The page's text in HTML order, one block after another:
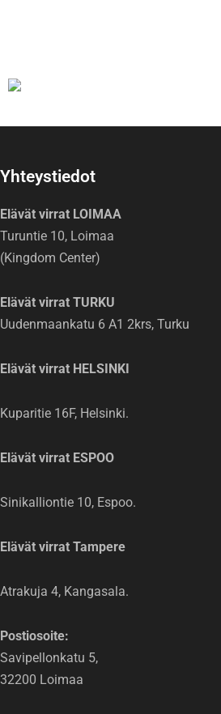
Yhteystiedot
Elävät virrat LOIMAA
Turuntie 10, Loimaa
(Kingdom Center)
Elävät virrat TURKU
Uudenmaankatu 6 A1 2krs, Turku
Elävät virrat HELSINKI
Kuparitie 16F, Helsinki.
Elävät virrat ESPOO
Sinikalliontie 10, Espoo.
Elävät virrat Tampere
Atrakuja 4, Kangasala.
Postiosoite:
Savipellonkatu 5,
32200 Loimaa